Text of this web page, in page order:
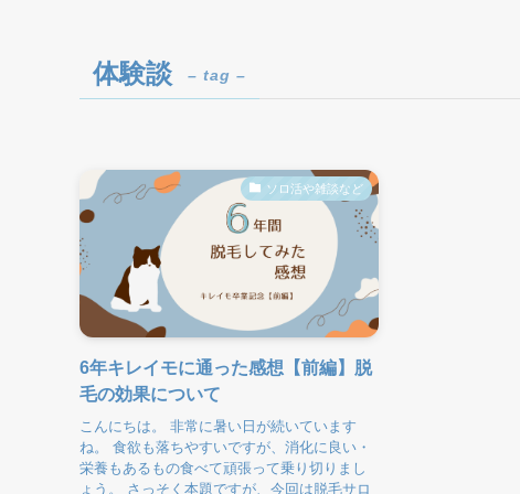
体験談 – tag –
ソロ活や雑談など
6年キレイモに通った感想【前編】脱
毛の効果について
こんにちは。 非常に暑い日が続いています
ね。 食欲も落ちやすいですが、消化に良い・
栄養もあるもの食べて頑張って乗り切りまし
ょう。 さっそく本題ですが、今回は脱毛サロ